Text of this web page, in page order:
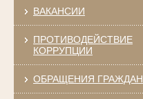
ВАКАНСИИ
ПРОТИВОДЕЙСТВИЕ
КОРРУПЦИИ
ОБРАЩЕНИЯ ГРАЖДАН